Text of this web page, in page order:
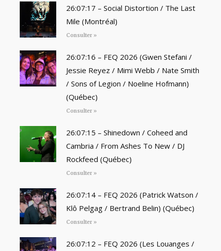
26:07:17 – Social Distortion / The Last
Mile (Montréal)
Consulter »
26:07:16 – FEQ 2026 (Gwen Stefani /
Jessie Reyez / Mimi Webb / Nate Smith
/ Sons of Legion / Noeline Hofmann)
(Québec)
Consulter »
26:07:15 – Shinedown / Coheed and
Cambria / From Ashes To New / DJ
Rockfeed (Québec)
Consulter »
26:07:14 – FEQ 2026 (Patrick Watson /
Klô Pelgag / Bertrand Belin) (Québec)
Consulter »
26:07:12 – FEQ 2026 (Les Louanges /